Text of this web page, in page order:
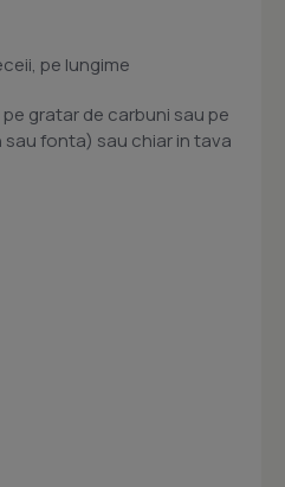
pe lungime
gratar de carbuni sau pe
fonta) sau chiar in tava